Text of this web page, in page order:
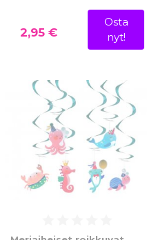
2,95 €
Osta
nyt!